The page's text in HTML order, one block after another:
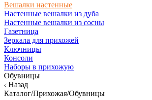
Вешалки настенные
Настенные вешалки из дуба
Настенные вешалки из сосны
Газетница
Зеркала для прихожей
Ключницы
Консоли
Наборы в прихожую
Обувницы
Назад
Каталог/Прихожая/Обувницы